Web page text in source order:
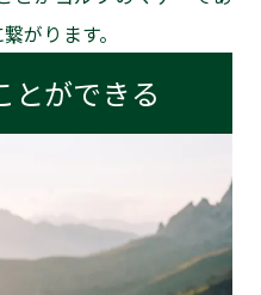
がります。
とができる